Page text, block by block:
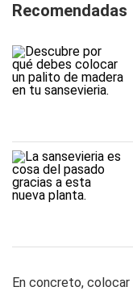
Recomendadas
En concreto,